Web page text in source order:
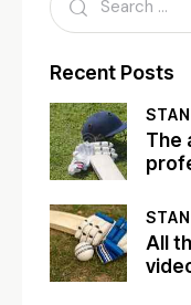
Recent Posts
The
All